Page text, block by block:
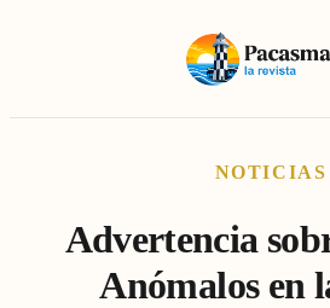
NOTICIAS
Advertencia
Anómalos en